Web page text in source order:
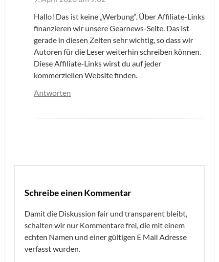
Hallo! Das ist keine „Werbung“. Über Affiliate-Links
finanzieren wir unsere Gearnews-Seite. Das ist
gerade in diesen Zeiten sehr wichtig, so dass wir
Autoren für die Leser weiterhin schreiben können.
Diese Affiliate-Links wirst du auf jeder
kommerziellen Website finden.
Antworten
Schreibe einen Kommentar
Damit die Diskussion fair und transparent bleibt,
schalten wir nur Kommentare frei, die mit einem
echten Namen und einer gültigen E Mail Adresse
verfasst wurden.